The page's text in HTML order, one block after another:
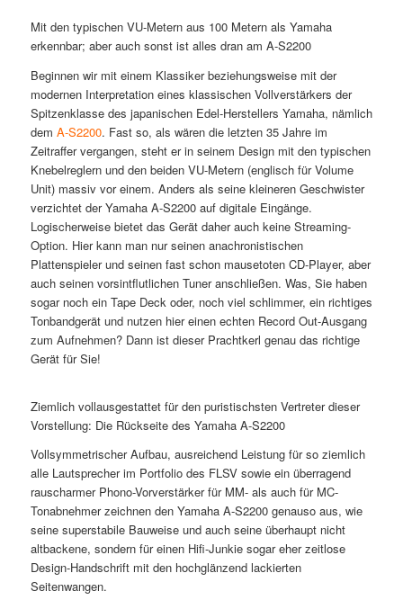
Mit den typischen VU-Metern aus 100 Metern als Yamaha
erkennbar; aber auch sonst ist alles dran am A-S2200
Beginnen wir mit einem Klassiker beziehungsweise mit der
modernen Interpretation eines klassischen Vollverstärkers der
Spitzenklasse des japanischen Edel-Herstellers Yamaha, nämlich
dem A-S2200. Fast so, als wären die letzten 35 Jahre im
Zeitraffer vergangen, steht er in seinem Design mit den typischen
Knebelreglern und den beiden VU-Metern (englisch für Volume
Unit) massiv vor einem. Anders als seine kleineren Geschwister
verzichtet der Yamaha A-S2200 auf digitale Eingänge.
Logischerweise bietet das Gerät daher auch keine Streaming-
Option. Hier kann man nur seinen anachronistischen
Plattenspieler und seinen fast schon mausetoten CD-Player, aber
auch seinen vorsintflutlichen Tuner anschließen. Was, Sie haben
sogar noch ein Tape Deck oder, noch viel schlimmer, ein richtiges
Tonbandgerät und nutzen hier einen echten Record Out-Ausgang
zum Aufnehmen? Dann ist dieser Prachtkerl genau das richtige
Gerät für Sie!
Ziemlich vollausgestattet für den puristischsten Vertreter dieser
Vorstellung: Die Rückseite des Yamaha A-S2200
Vollsymmetrischer Aufbau, ausreichend Leistung für so ziemlich
alle Lautsprecher im Portfolio des FLSV sowie ein überragend
rauscharmer Phono-Vorverstärker für MM- als auch für MC-
Tonabnehmer zeichnen den Yamaha A-S2200 genauso aus, wie
seine superstabile Bauweise und auch seine überhaupt nicht
altbackene, sondern für einen Hifi-Junkie sogar eher zeitlose
Design-Handschrift mit den hochglänzend lackierten
Seitenwangen.